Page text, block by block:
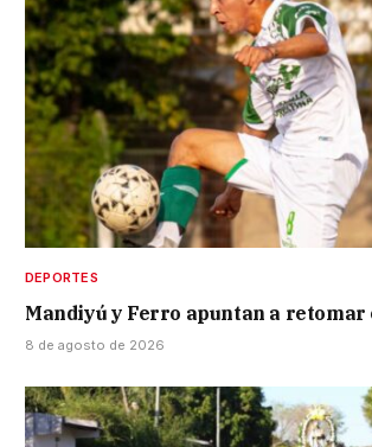
DEPORTES
Mandiyú y Ferro apuntan a
8 de agosto de 2026